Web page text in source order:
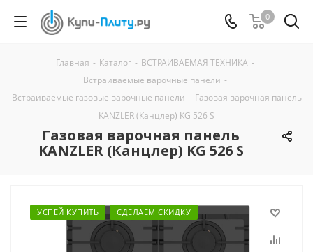
0
Главная - Каталог - ВСТРАИВАЕМАЯ ТЕХНИКА -
Встраиваемые варочные панели -
Встраиваемые газовые варочные панели - Газовая варочная панель
KANZLER (Канцлер) KG 526 S
Газовая варочная панель
KANZLER (Канцлер) KG 526 S
УСПЕЙ КУПИТЬ СДЕЛАЕМ СКИДКУ